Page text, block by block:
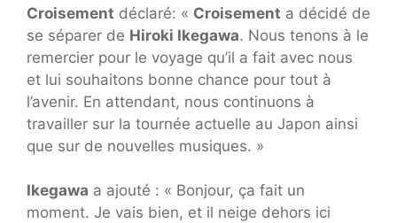
Croisement déclaré: « Croisement a décidé de
se séparer de Hiroki Ikegawa. Nous tenons à le
remercier pour le voyage qu’il a fait avec nous
et lui souhaitons bonne chance pour tout à
l’avenir. En attendant, nous continuons à
travailler sur la tournée actuelle au Japon ainsi
que sur de nouvelles musiques. »
Ikegawa a ajouté : « Bonjour, ça fait un
moment. Je vais bien, et il neige dehors ici